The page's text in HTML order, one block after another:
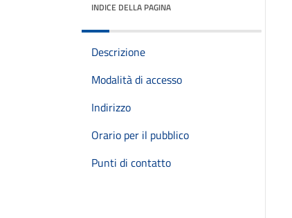
INDICE DELLA PAGINA
Descrizione
Modalità di accesso
Indirizzo
Orario per il pubblico
Punti di contatto